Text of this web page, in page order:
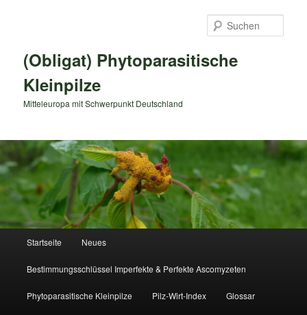
(Obligat) Phytoparasitische
Kleinpilze
Mitteleuropa mit Schwerpunkt Deutschland
Startseite Neues
Bestimmungsschlüssel Imperfekte & Perfekte Ascomyzeten
Phytoparasitische Kleinpilze Pilz-Wirt-Index Glossar